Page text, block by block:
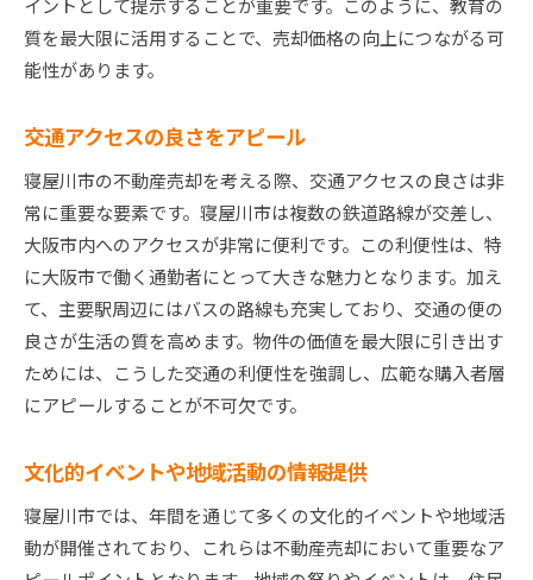
イントとして提示することが重要です。このように、教育の
質を最大限に活用することで、売却価格の向上につながる可
能性があります。
交通アクセスの良さをアピール
寝屋川市の不動産売却を考える際、交通アクセスの良さは非
常に重要な要素です。寝屋川市は複数の鉄道路線が交差し、
大阪市内へのアクセスが非常に便利です。この利便性は、特
に大阪市で働く通勤者にとって大きな魅力となります。加え
て、主要駅周辺にはバスの路線も充実しており、交通の便の
良さが生活の質を高めます。物件の価値を最大限に引き出す
ためには、こうした交通の利便性を強調し、広範な購入者層
にアピールすることが不可欠です。
文化的イベントや地域活動の情報提供
寝屋川市では、年間を通じて多くの文化的イベントや地域活
動が開催されており、これらは不動産売却において重要なア